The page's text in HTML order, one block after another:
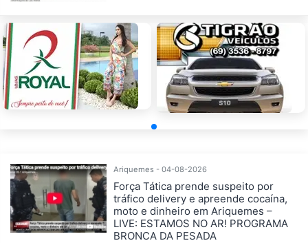
Ariquemes - 04-08-2026
Força Tática prende suspeito por
tráfico delivery e apreende cocaína,
moto e dinheiro em Ariquemes –
LIVE: ESTAMOS NO AR! PROGRAMA
BRONCA DA PESADA